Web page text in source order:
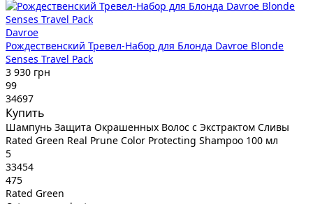
Davroe
Рождественский Тревел-Набор для Блонда Davroe Blonde
Senses Travel Pack
3 930 грн
99
34697
Купить
Шампунь Защита Окрашенных Волос с Экстрактом Сливы
Rated Green Real Prune Color Protecting Shampoo 100 мл
5
33454
475
Rated Green